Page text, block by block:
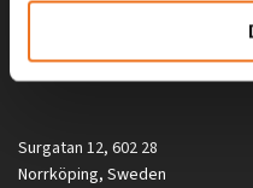
Alla priser på tillbehör och
gäller inte vid köp av enskild
Surgatan 12, 602 28
Norrköping, Sweden